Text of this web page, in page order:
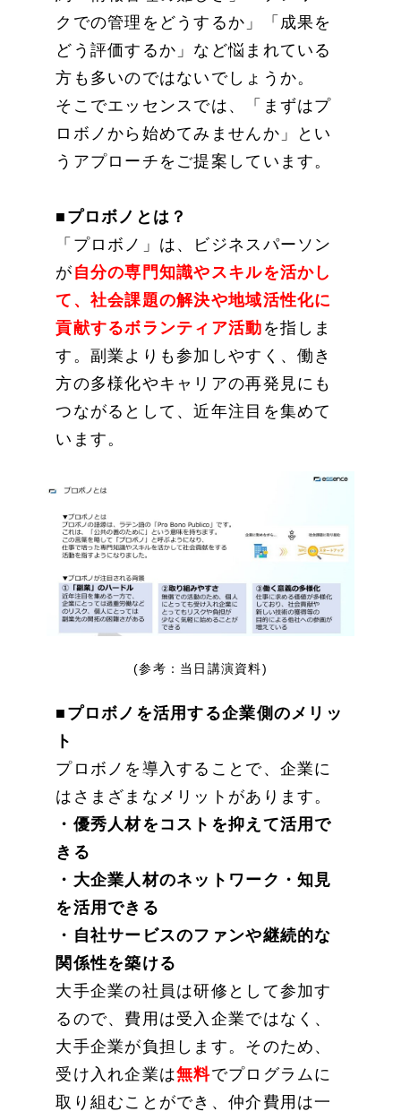
クでの管理をどうするか」「成果を
どう評価するか」など悩まれている
方も多いのではないでしょうか。
そこでエッセンスでは、「まずはプ
ロボノから始めてみませんか」とい
うアプローチをご提案しています。
■プロボノとは？
「プロボノ」は、ビジネスパーソン
が 自分の専門知識やスキルを活かし
て、社会課題の解決や地域活性化に
貢献するボランティア活動 を指しま
す。副業よりも参加しやすく、働き
方の多様化やキャリアの再発見にも
つながるとして、近年注目を集めて
います。
(参考：当日講演資料)
■プロボノを活用する企業側のメリッ
ト
プロボノを導入することで、企業に
はさまざまなメリットがあります。
・優秀人材をコストを抑えて活用で
きる
・大企業人材のネットワーク・知見
を活用できる
・自社サービスのファンや継続的な
関係性を築ける
大手企業の社員は研修として参加す
るので、費用は受入企業ではなく、
大手企業が負担します。そのため、
受け入れ企業は無料でプログラムに
取り組むことができ、仲介費用は一